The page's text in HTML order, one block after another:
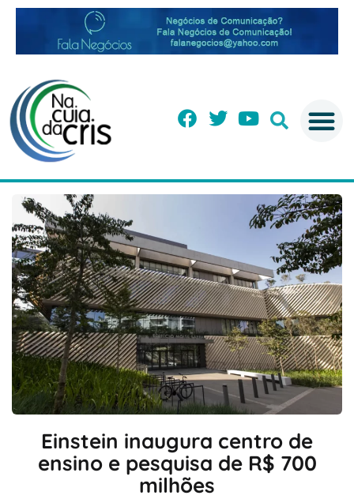
Einstein inaugura centro de
ensino e pesquisa de R$ 700
milhões